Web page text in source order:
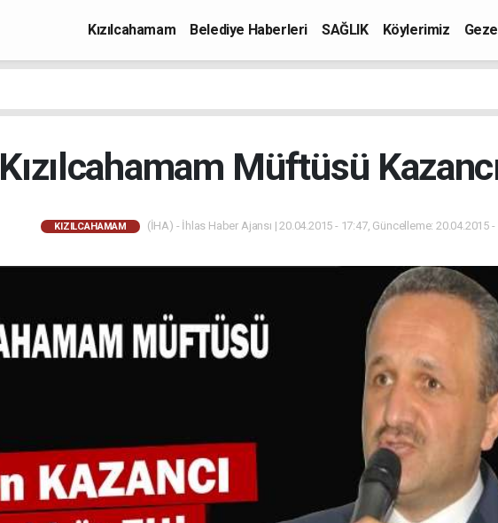
Kızılcahamam Belediye Haberleri SAĞLIK Köylerimiz
Kızılcahamam Müftüsü
KIZILCAHAMAM (İHA) - İhlas Haber Ajansı | 20.04.2015 - 17:47, Güncelleme: 20.04.2015 -